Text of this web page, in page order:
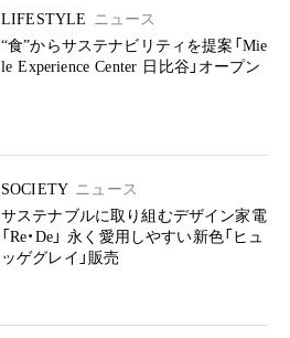
LIFESTYLE ニュース
“食”からサステナビリティを提案「Mie
le Experience Center 日比谷」オープン
SOCIETY ニュース
サステナブルに取り組むデザイン家電
「Re・De」 永く愛用しやすい新色「ヒュ
ッゲグレイ」販売